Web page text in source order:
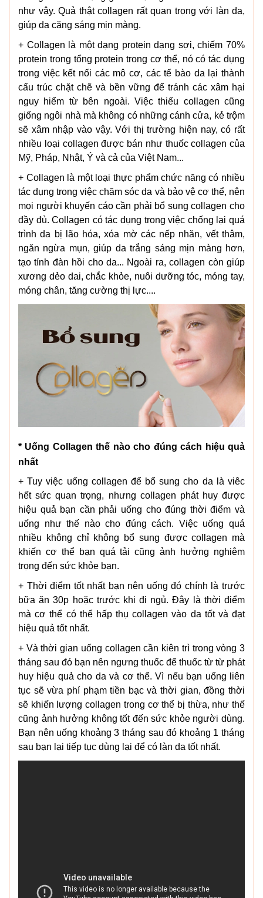
như vậy. Quả thật collagen rất quan trọng với làn da,
giúp da căng sáng mịn màng.
+ Collagen là một dạng protein dạng sợi, chiếm 70%
protein trong tổng protein trong cơ thể, nó có tác dụng
trong việc kết nối các mô cơ, các tế bào da lại thành
cấu trúc chặt chẽ và bền vững để tránh các xâm hại
nguy hiểm từ bên ngoài. Việc thiếu collagen cũng
giống ngôi nhà mà không có những cánh cửa, kẻ trộm
sẽ xâm nhập vào vậy. Với thị trường hiện nay, có rất
nhiều loại collagen được bán như thuốc collagen của
Mỹ, Pháp, Nhật, Ý và cả của Việt Nam...
+ Collagen là một loại thực phẩm chức năng có nhiều
tác dụng trong việc chăm sóc da và bảo vệ cơ thể, nên
mọi người khuyến cáo cần phải bổ sung collagen cho
đầy đủ. Collagen có tác dụng trong việc chống lại quá
trình da bị lão hóa, xóa mờ các nếp nhăn, vết thâm,
ngăn ngừa mụn, giúp da trắng sáng mịn màng hơn,
tạo tính đàn hồi cho da... Ngoài ra, collagen còn giúp
xương dẻo dai, chắc khỏe, nuôi dưỡng tóc, móng tay,
móng chân, tăng cường thị lực....
* Uống Collagen thế nào cho đúng cách hiệu quả
nhất
+ Tuy việc uống collagen để bổ sung cho da là viêc
hết sức quan trọng, nhưng collagen phát huy được
hiệu quả bạn cần phải uống cho đúng thời điểm và
uống như thế nào cho đúng cách. Việc uống quá
nhiều không chỉ không bổ sung được collagen mà
khiến cơ thể bạn quá tải cũng ảnh hưởng nghiêm
trọng đến sức khỏe bạn.
+ Thời điểm tốt nhất bạn nên uống đó chính là trước
bữa ăn 30p hoặc trước khi đi ngủ. Đây là thời điểm
mà cơ thể có thể hấp thụ collagen vào da tốt và đạt
hiệu quả tốt nhất.
+ Và thời gian uống collagen cần kiên trì trong vòng 3
tháng sau đó bạn nên ngưng thuốc để thuốc từ từ phát
huy hiệu quả cho da và cơ thể. Vì nếu bạn uống liên
tục sẽ vừa phí phạm tiền bạc và thời gian, đồng thời
sẽ khiến lượng collagen trong cơ thể bị thừa, như thế
cũng ảnh hưởng không tốt đến sức khỏe người dùng.
Bạn nên uống khoảng 3 tháng sau đó khoảng 1 tháng
sau bạn lại tiếp tục dùng lại để có làn da tốt nhất.